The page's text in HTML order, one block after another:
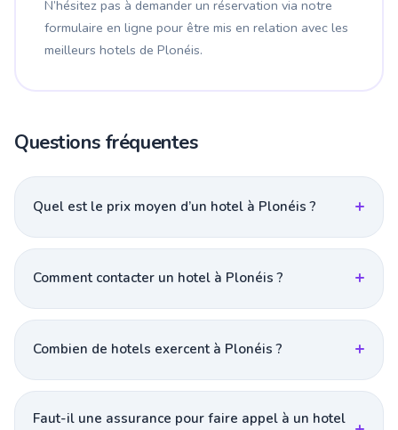
N’hésitez pas à demander un réservation via notre
formulaire en ligne pour être mis en relation avec les
meilleurs hotels de Plonéis.
Questions fréquentes
Quel est le prix moyen d’un hotel à Plonéis ?
Comment contacter un hotel à Plonéis ?
Combien de hotels exercent à Plonéis ?
Faut-il une assurance pour faire appel à un hotel